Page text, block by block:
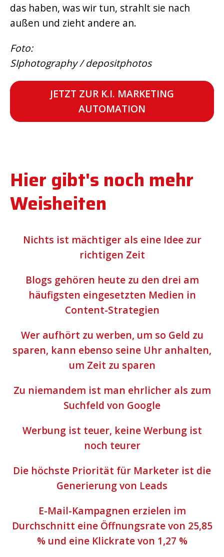
das haben, was wir tun, strahlt sie nach
außen und zieht andere an.
Foto:
SIphotography / depositphotos
JETZT ZUR K.I. MARKETING
AUTOMATION
Hier gibt's noch mehr
Weisheiten
Nichts ist mächtiger als eine Idee zur
richtigen Zeit
Blogs gehören heute zu den drei am
häufigsten eingesetzten Medien in
Content-Strategien
Wer aufhört zu werben, um so Geld zu
sparen, kann ebenso seine Uhr anhalten,
um Zeit zu sparen
Zu niemandem ist man ehrlicher als zum
Suchfeld von Google
Werbung ist teuer, keine Werbung ist
noch teurer
Die höchste Priorität für Marketer ist die
Generierung von Leads
E-Mail-Kampagnen erzielen im
Durchschnitt eine Öffnungsrate von 25,85
% und eine Klickrate von 1,27 %